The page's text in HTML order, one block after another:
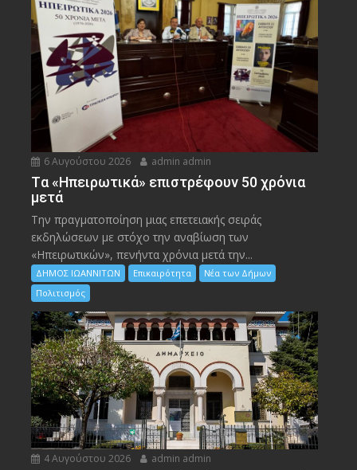
6 Αυγούστου 2026 admin admin
Tα «Ηπειρωτικά» επιστρέφουν 50 χρόνια
μετά
Την πραγματοποίηση μιας επετειακής σειράς
εκδηλώσεων με στόχο την αναβίωση των
«Ηπειρωτικών», πενήντα χρόνια μετά την...
ΔΗΜΟΣ ΙΩΑΝΝΙΤΩΝ Επικαιρότητα
Νέα των Δήμων
Πολιτισμός
4 Αυγούστου 2026 admin admin